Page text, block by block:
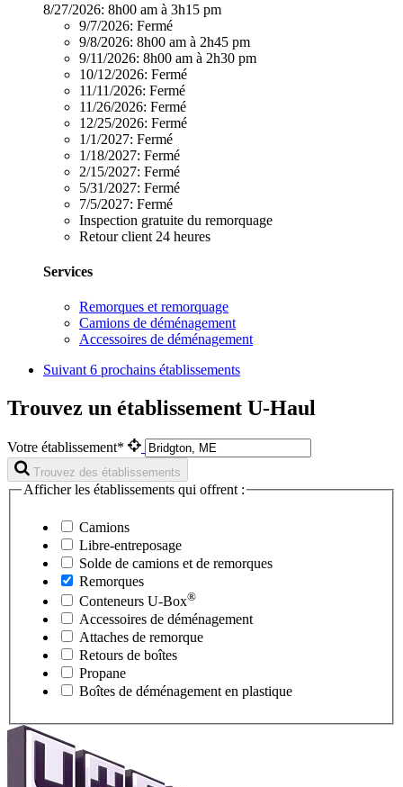
8/27/2026: 8h00 am à 3h15 pm
9/7/2026: Fermé
9/8/2026: 8h00 am à 2h45 pm
9/11/2026: 8h00 am à 2h30 pm
10/12/2026: Fermé
11/11/2026: Fermé
11/26/2026: Fermé
12/25/2026: Fermé
1/1/2027: Fermé
1/18/2027: Fermé
2/15/2027: Fermé
5/31/2027: Fermé
7/5/2027: Fermé
Inspection gratuite du remorquage
Retour client 24 heures
Services
Remorques et remorquage
Camions de déménagement
Accessoires de déménagement
Suivant 6 prochains établissements
Trouvez un établissement U-Haul
Votre établissement*
Trouvez des établissements
Afficher les établissements qui offrent :
Camions
Libre-entreposage
Solde de camions et de remorques
Remorques
Conteneurs U-Box®
Accessoires de déménagement
Attaches de remorque
Retours de boîtes
Propane
Boîtes de déménagement en plastique